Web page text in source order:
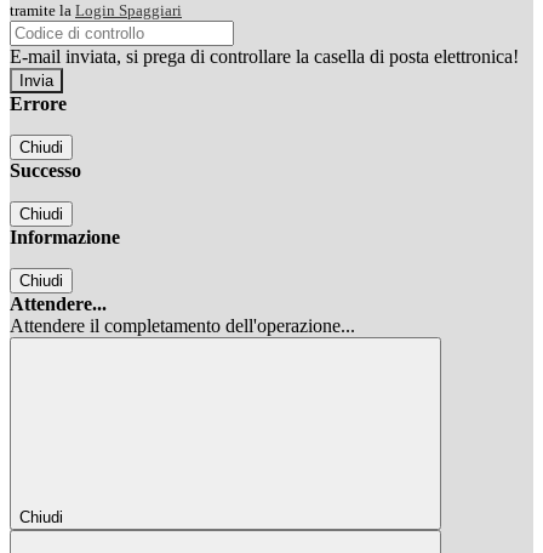
tramite la Login Spaggiari
E-mail inviata, si prega di controllare la casella di posta elettronica!
Errore
Chiudi
Successo
Chiudi
Informazione
Chiudi
Attendere...
Attendere il completamento dell'operazione...
Chiudi